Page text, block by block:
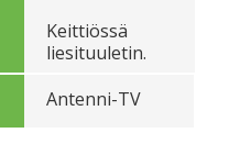
Keittiössä
liesituuletin.
Antenni-TV